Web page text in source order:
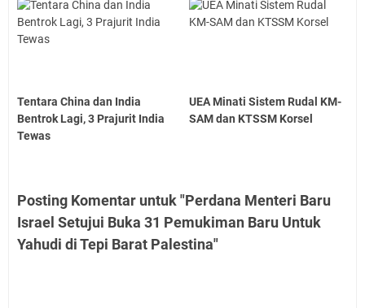
Tentara China dan India
Bentrok Lagi, 3 Prajurit India
Tewas
UEA Minati Sistem Rudal KM-
SAM dan KTSSM Korsel
Posting Komentar untuk "Perdana Menteri Baru
Israel Setujui Buka 31 Pemukiman Baru Untuk
Yahudi di Tepi Barat Palestina"